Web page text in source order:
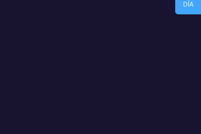
DÍA